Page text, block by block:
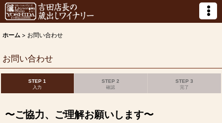
ホーム > お問い合わせ
お問い合わせ
STEP 1
入力
STEP 2
確認
STEP 3
完了
〜ご協力、ご理解お願いします〜